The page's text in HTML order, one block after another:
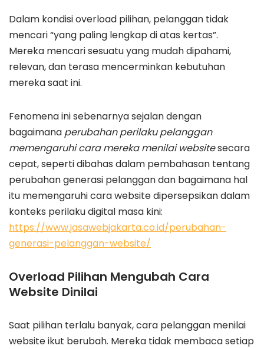
Dalam kondisi overload pilihan, pelanggan tidak
mencari “yang paling lengkap di atas kertas”.
Mereka mencari sesuatu yang mudah dipahami,
relevan, dan terasa mencerminkan kebutuhan
mereka saat ini.
Fenomena ini sebenarnya sejalan dengan
bagaimana perubahan perilaku pelanggan
memengaruhi cara mereka menilai websitesecara
cepat, seperti dibahas dalam pembahasan tentang
perubahan generasi pelanggan dan bagaimana hal
itu memengaruhi cara website dipersepsikan dalam
konteks perilaku digital masa kini:
https://www.jasawebjakarta.co.id/perubahan-
generasi-pelanggan-website/
Overload Pilihan Mengubah Cara
Website Dinilai
Saat pilihan terlalu banyak, cara pelanggan menilai
website ikut berubah. Mereka tidak membaca setiap